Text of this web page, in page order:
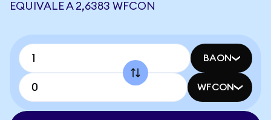
EQUIVALE A 2,6383 WFCON
BAON
WFCON